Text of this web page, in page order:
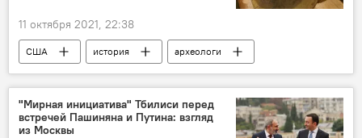
11 октября 2021, 22:38
США история
археологи
привычка
табак
"Мирная инициатива" Тбилиси перед
встречей Пашиняна и Путина: взгляд
из Москвы